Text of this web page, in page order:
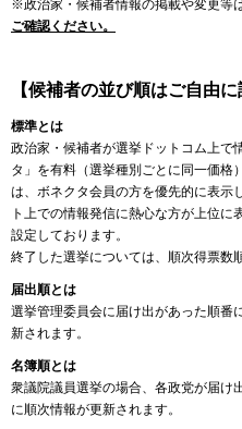
※政治家・候補者情報の掲載や変更等
ご確認ください。
【候補者の並び順はご自由
標準とは
政治家・候補者が選挙ドットコム上で
タ」を有料（選挙種別ごとに同一価格
は、ボネクタ会員の方を優先的に表示
ト上での情報発信に熱心な方が上位
設定しております。
終了した選挙については、順次得票数
届出順とは
選挙管理委員会に届け出があった順番
新されます。
名簿順とは
衆議院議員選挙の場合、各政党が届け
に順次情報が更新されます。